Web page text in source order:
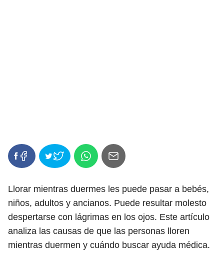
Llorar mientras duermes les puede pasar a bebés,
niños, adultos y ancianos. Puede resultar molesto
despertarse con lágrimas en los ojos. Este artículo
analiza las causas de que las personas lloren
mientras duermen y cuándo buscar ayuda médica.